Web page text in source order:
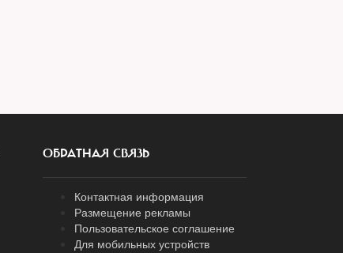
ОБРАТНАЯ СВЯЗЬ
Контактная информация
Размещение рекламы
Пользовательское соглашение
Для мобильных устройств